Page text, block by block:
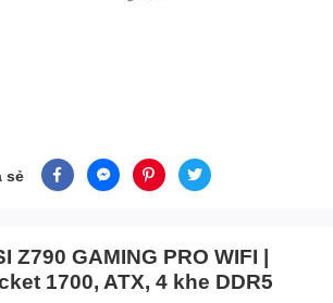
sẻ
Z790 GAMING PRO WIFI |
1700, ATX, 4 khe DDR5